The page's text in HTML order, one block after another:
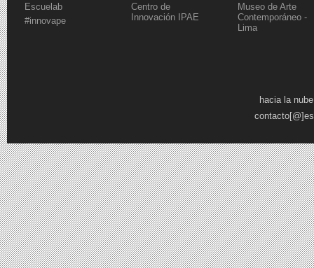
Escuelab
#innovape
Centro de
Innovación IPAE
Museo de Arte
Contemporáneo -
Lima
hacia la